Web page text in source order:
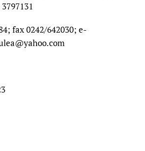
fax 0242/642030; e-